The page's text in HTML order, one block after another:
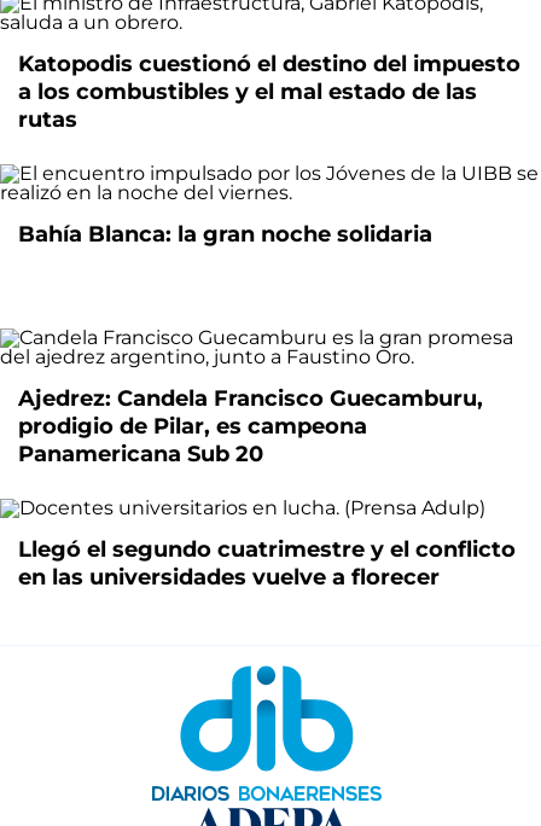
Katopodis cuestionó el destino del impuesto
a los combustibles y el mal estado de las
rutas
Bahía Blanca: la gran noche solidaria
Ajedrez: Candela Francisco Guecamburu,
prodigio de Pilar, es campeona
Panamericana Sub 20
Llegó el segundo cuatrimestre y el conflicto
en las universidades vuelve a florecer